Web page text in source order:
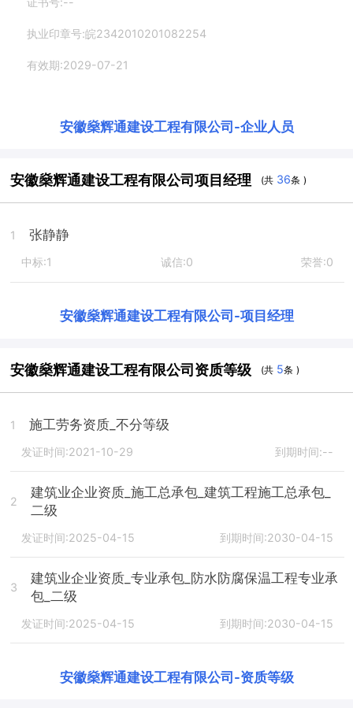
执业印章号:皖2342010201082254
有效期:2029-07-21
安徽燊辉通建设工程有限公司 -企业人员
安徽燊辉通建设工程有限公司项目经理 (共 36条 )
1 张静静
中标:1 诚信:0 荣誉:0
安徽燊辉通建设工程有限公司 -项目经理
安徽燊辉通建设工程有限公司资质等级 (共 5条 )
1 施工劳务资质_不分等级
发证时间:2021-10-29 到期时间:--
2
建筑业企业资质_施工总承包_建筑工程施工总承包_
二级
发证时间:2025-04-15 到期时间:2030-04-15
3
建筑业企业资质_专业承包_防水防腐保温工程专业承
包_二级
发证时间:2025-04-15 到期时间:2030-04-15
安徽燊辉通建设工程有限公司 -资质等级